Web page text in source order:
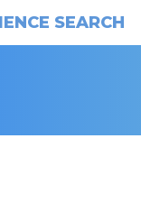
SEARCH